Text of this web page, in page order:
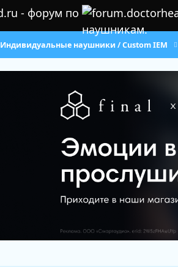
Индивидуальные наушники / Custom IEM